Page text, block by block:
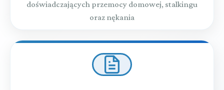
doświadczających przemocy domowej, stalkingu
oraz nękania